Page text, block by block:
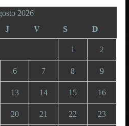
2026
J V S D
1 2
6 7 8 9
13 14 15 16
20 21 22 23